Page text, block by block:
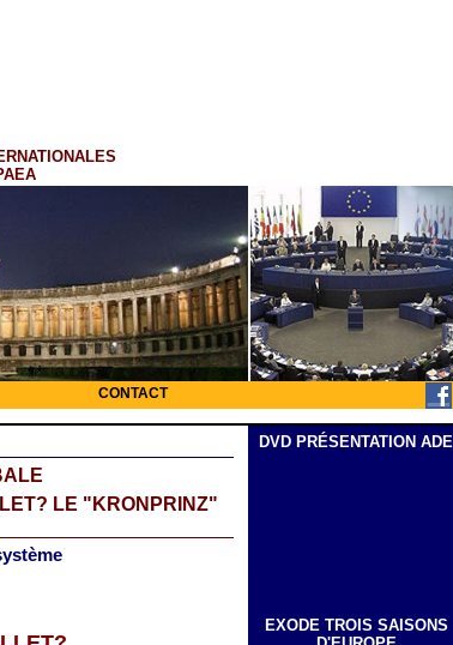
CONTACT
LE "KRONPRINZ"
DVD PRÉSENTATION ADE
EXODE TROIS SAISONS